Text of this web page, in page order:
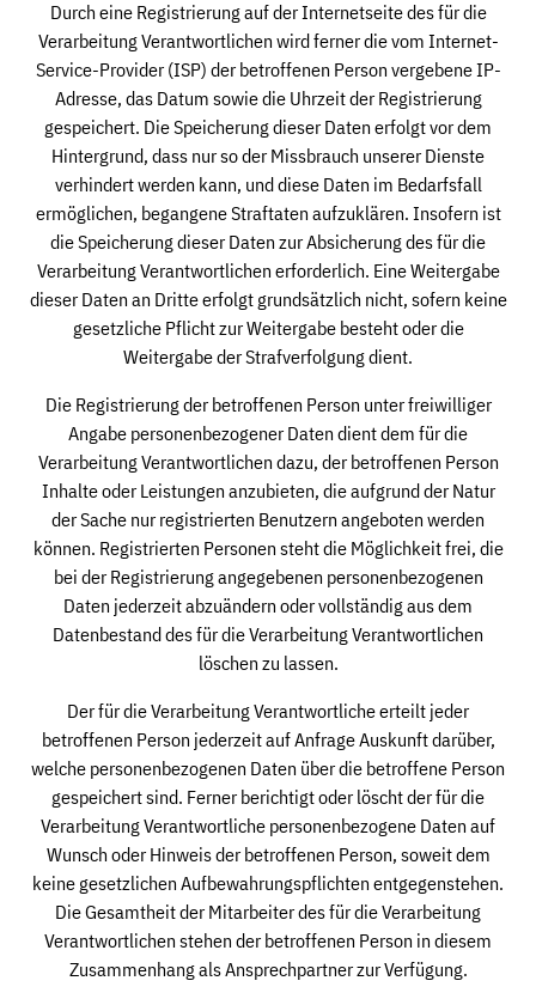
Durch eine Registrierung auf der Internetseite des für die
Verarbeitung Verantwortlichen wird ferner die vom Internet-
Service-Provider (ISP) der betroffenen Person vergebene IP-
Adresse, das Datum sowie die Uhrzeit der Registrierung
gespeichert. Die Speicherung dieser Daten erfolgt vor dem
Hintergrund, dass nur so der Missbrauch unserer Dienste
verhindert werden kann, und diese Daten im Bedarfsfall
ermöglichen, begangene Straftaten aufzuklären. Insofern ist
die Speicherung dieser Daten zur Absicherung des für die
Verarbeitung Verantwortlichen erforderlich. Eine Weitergabe
dieser Daten an Dritte erfolgt grundsätzlich nicht, sofern keine
gesetzliche Pflicht zur Weitergabe besteht oder die
Weitergabe der Strafverfolgung dient.
Die Registrierung der betroffenen Person unter freiwilliger
Angabe personenbezogener Daten dient dem für die
Verarbeitung Verantwortlichen dazu, der betroffenen Person
Inhalte oder Leistungen anzubieten, die aufgrund der Natur
der Sache nur registrierten Benutzern angeboten werden
können. Registrierten Personen steht die Möglichkeit frei, die
bei der Registrierung angegebenen personenbezogenen
Daten jederzeit abzuändern oder vollständig aus dem
Datenbestand des für die Verarbeitung Verantwortlichen
löschen zu lassen.
Der für die Verarbeitung Verantwortliche erteilt jeder
betroffenen Person jederzeit auf Anfrage Auskunft darüber,
welche personenbezogenen Daten über die betroffene Person
gespeichert sind. Ferner berichtigt oder löscht der für die
Verarbeitung Verantwortliche personenbezogene Daten auf
Wunsch oder Hinweis der betroffenen Person, soweit dem
keine gesetzlichen Aufbewahrungspflichten entgegenstehen.
Die Gesamtheit der Mitarbeiter des für die Verarbeitung
Verantwortlichen stehen der betroffenen Person in diesem
Zusammenhang als Ansprechpartner zur Verfügung.